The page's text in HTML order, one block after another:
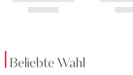
Beliebte Wahl